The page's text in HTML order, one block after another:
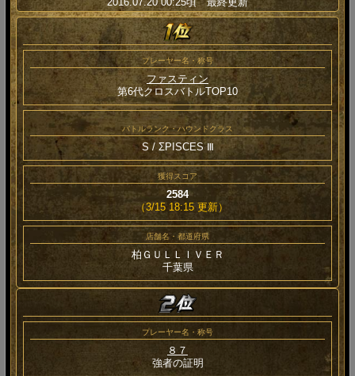
プレーヤー名・称号
ファスティン
第6代クロスバトルTOP10
バトルランク・ハウンドクラス
S / ΣPISCES Ⅲ
獲得スコア
2584
（3/15 18:15 更新）
店舗名・都道府県
柏ＧＵＬＬＩＶＥＲ
千葉県
プレーヤー名・称号
８７
強者の証明